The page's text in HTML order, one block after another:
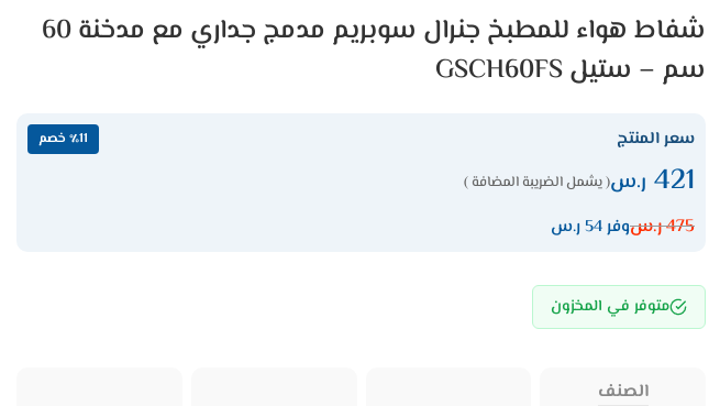
شفاط هواء للمطبخ جنرال سوبريم مدمج جداري مع مدخنة 60
سم – ستيل GSCH60FS
سعر المنتج ٪11 خصم
421 ر.س( يشمل الضريبة المضافة )
475ر.سوفر 54 ر.س
متوفر في المخزون
الصنف